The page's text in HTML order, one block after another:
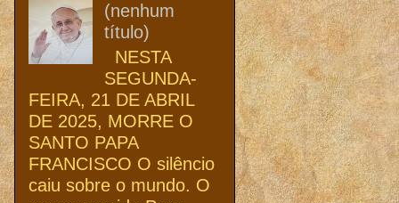
(nenhum
título)
NESTA
SEGUNDA-
FEIRA, 21 DE ABRIL
DE 2025, MORRE O
SANTO PAPA
FRANCISCO O silêncio
caiu sobre o mundo. O